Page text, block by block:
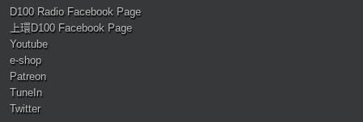
D100 Radio Facebook Page
上環D100 Facebook Page
Youtube
e-shop
Patreon
TuneIn
Twitter